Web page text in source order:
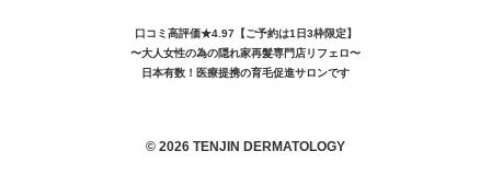
口コミ高評価★4.97【ご予約は1日3枠限定】
〜大人女性の為の隠れ家再髮専門店リフェロ〜
日本有数！医療提携の育毛促進サロンです
© 2026 TENJIN DERMATOLOGY